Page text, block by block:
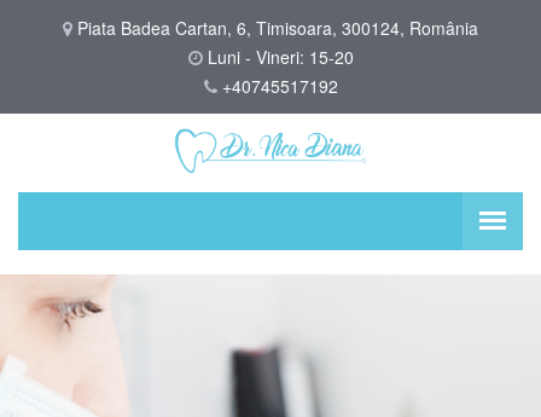
Piata Badea Cartan, 6, Timisoara, 300124, România
Luni - Vineri: 15-20
+40745517192